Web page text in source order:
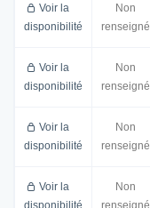
Voir la
disponibilité
Non
renseigné
Voir la
disponibilité
Non
renseigné
Voir la
disponibilité
Non
renseigné
Voir la
disponibilité
Non
renseigné